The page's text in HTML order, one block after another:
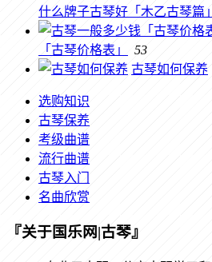
什么牌子古琴好「木乙古琴篇」
「古琴价格表」
53
古琴如何保养
选购知识
古琴保养
考级曲谱
流行曲谱
古琴入门
名曲欣赏
『关于国乐网|古琴』